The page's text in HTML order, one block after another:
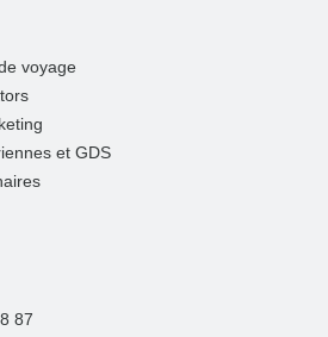
voyage
et GDS
87